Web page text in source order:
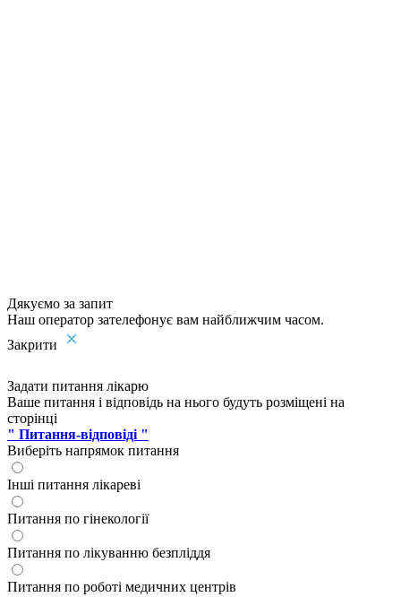
Дякуємо за запит
Наш оператор зателефонує вам найближчим часом.
Закрити
Задати питання лікарю
Ваше питання і відповідь на нього будуть розміщені на
сторінці
" Питання-відповіді "
Виберіть напрямок питання
Інші питання лікареві
Питання по гінекології
Питання по лікуванню безпліддя
Питання по роботі медичних центрів